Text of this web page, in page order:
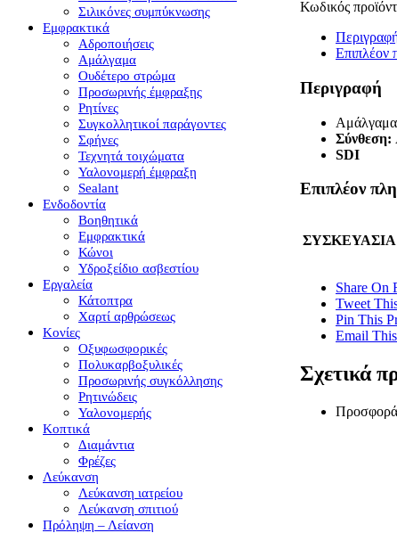
Κωδικός
Επιπλέον
Περιγραφή
Αμάλγαμα
Σύνθεση:
SDI
Επιπλέον
ΣΥΣΚΕΥΑΣΙΑ
Share On
Tweet
Pin This
Email
Σχετικά
Σιλικόνες συμπύκνωσης
Εμφρακτικά
Αδροποιήσεις
Αμάλγαμα
Ουδέτερο στρώμα
Προσωρινής έμφραξης
Ρητίνες
Συγκολλητικοί παράγοντες
Σφήνες
Τεχνητά τοιχώματα
Υαλονομερή έμφραξη
Sealant
Ενδοδοντία
Βοηθητικά
Εμφρακτικά
Κώνοι
Υδροξείδιο ασβεστίου
Εργαλεία
Κάτοπτρα
Χαρτί αρθρώσεως
Κονίες
Οξυφωσφορικές
Πολυκαρβοξυλικές
Προσωρινής συγκόλλησης
Ρητινώδεις
Υαλονομερής
Κοπτικά
Διαμάντια
Φρέζες
Λεύκανση
Λεύκανση ιατρείου
Λεύκανση σπιτιού
Πρόληψη – Λείανση